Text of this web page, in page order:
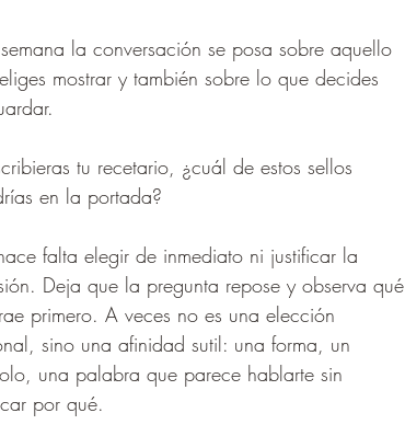
la conversación se posa sobre aquello
mostrar y también sobre lo que decides
tu recetario, ¿cuál de estos sellos
en la portada?
falta elegir de inmediato ni justificar la
Deja que la pregunta repose y observa qué
primero. A veces no es una elección
sino una afinidad sutil: una forma, un
una palabra que parece hablarte sin
por qué.